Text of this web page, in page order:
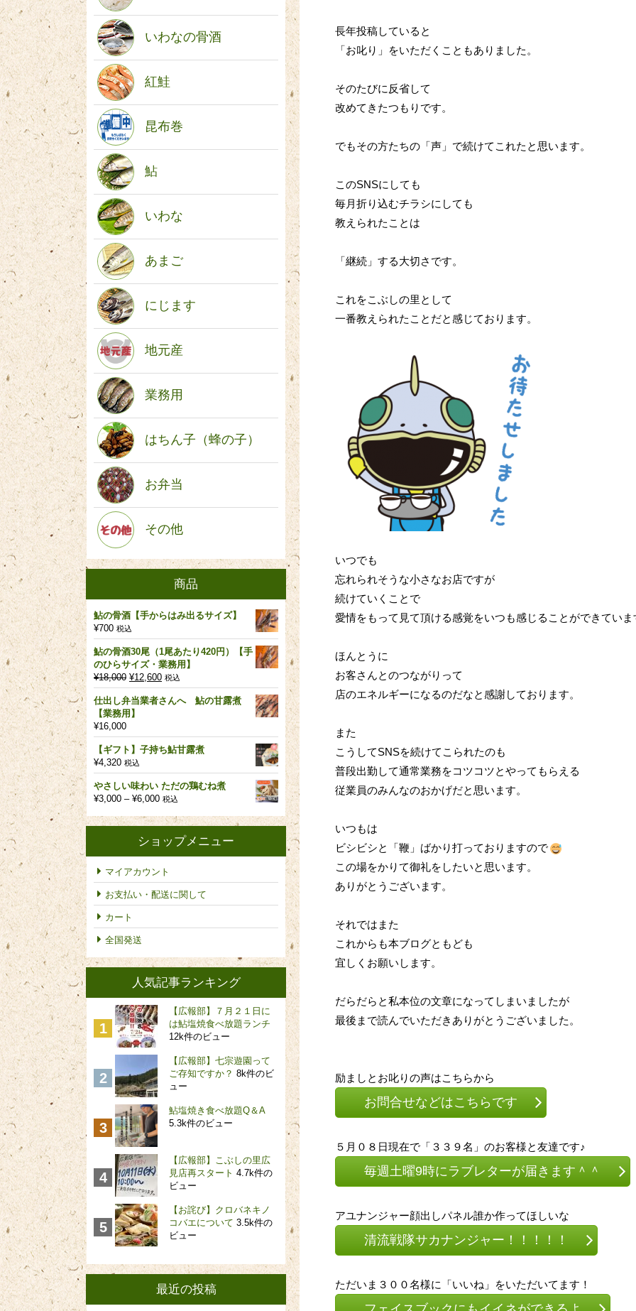
長年投稿していると
「お叱り」をいただくこともありました。
そのたびに反省して
改めてきたつもりです。
でもその方たちの「声」で続けてこれたと思います。
このSNSにしても
毎月折り込むチラシにしても
教えられたことは
「継続」する大切さです。
これをこぶしの里として
一番教えられたことだと感じております。
いつでも
忘れられそうな小さなお店ですが
続けていくことで
愛情をもって見て頂ける感覚をいつも感じることができていま
ほんとうに
お客さんとのつながりって
店のエネルギーになるのだなと感謝しております。
また
こうしてSNSを続けてこられたのも
普段出勤して通常業務をコツコツとやってもらえる
従業員のみんなのおかげだと思います。
いつもは
ビシビシと「鞭」ばかり打っておりますので
この場をかりて御礼をしたいと思います。
ありがとうございます。
それではまた
これからも本ブログともども
宜しくお願いします。
だらだらと私本位の文章になってしまいましたが
最後まで読んでいただきありがとうございました。
励ましとお叱りの声はこちらから
お問合せなどはこちらです
５月０８日現在で「３３９名」のお客様と友達です♪
毎週土曜9時にラブレターが届きます＾＾
アユナンジャー顔出しパネル誰か作ってほしいな
清流戦隊サカナンジャー！！！！！
ただいま３００名様に「いいね」をいただいてます！
いわなの骨酒
紅鮭
昆布巻
鮎
いわな
あまご
にじます
地元産
業務用
はちん子（蜂の子）
お弁当
その他
商品
鮎の骨酒【手からはみ出るサイズ】
¥700 税込
鮎の骨酒30尾（1尾あたり420円）【手
のひらサイズ・業務用】
¥18,000 元
の
価
格
¥18,000
で
し
た。
¥12,600現
在
の
は
¥12,600
税込
仕出し弁当業者さんへ 鮎の甘露煮
【業務用】
¥16,000
【ギフト】子持ち鮎甘露煮
¥4,320 税込
やさしい味わい ただの鶏むね煮
¥3,000 – ¥6,000価
帯:
¥3,000
税込
ショップメニュー
マイアカウント
お支払い・配送に関して
カート
全国発送
人気記事ランキング
【広報部】７月２１日に
は鮎塩焼食べ放題ランチ
12k件のビュー
【広報部】七宗遊園って
ご存知ですか？ 8k件のビ
ュー
鮎塩焼き食べ放題Q＆A
5.3k件のビュー
【広報部】こぶしの里広
見店再スタート 4.7k件の
ビュー
【お詫び】クロバネキノ
コバエについて 3.5k件の
ビュー
最近の投稿